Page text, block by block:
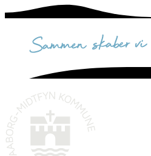
sammen skaber vi det bedste sted